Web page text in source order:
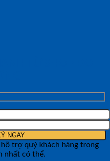
trợ quý khách hàng trong
nhất có thể.